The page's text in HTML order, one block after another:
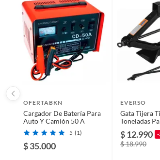
Garantía
OFERTABKN
Cargador De Batería Para
Auto Y Camión 50 A
5 (1)
$ 35.000
EVERSO
Gata Tijera
Toneladas
Camioneta
$ 12.990
$ 18.990